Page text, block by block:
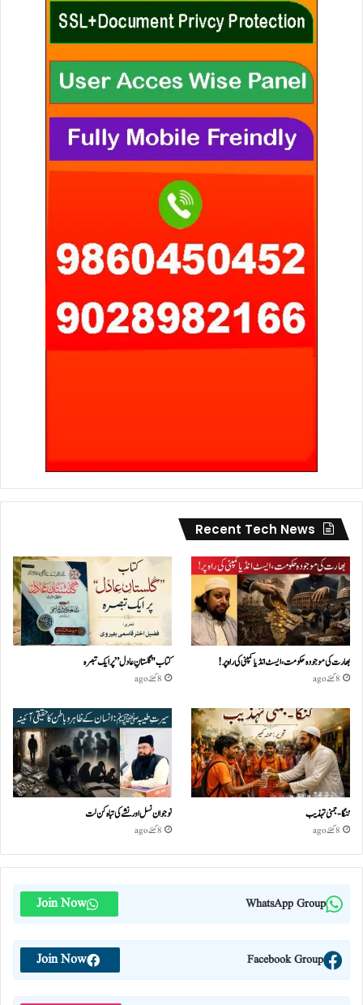
Recent Tech News
بھارت کی موجودہ حکومت،ایسٹ انڈیا کمپنی کی راہ پر!
8 گھنٹے ago
کتاب "گلستانِ عادل” پر ایک تبصرہ
8 گھنٹے ago
گنگا-جمنی تہذیب
8 گھنٹے ago
نوجوان نسل اور نشے کی تباہ کن لت
8 گھنٹے ago
WhatsApp Group
Join Now
Facebook Group
Join Now